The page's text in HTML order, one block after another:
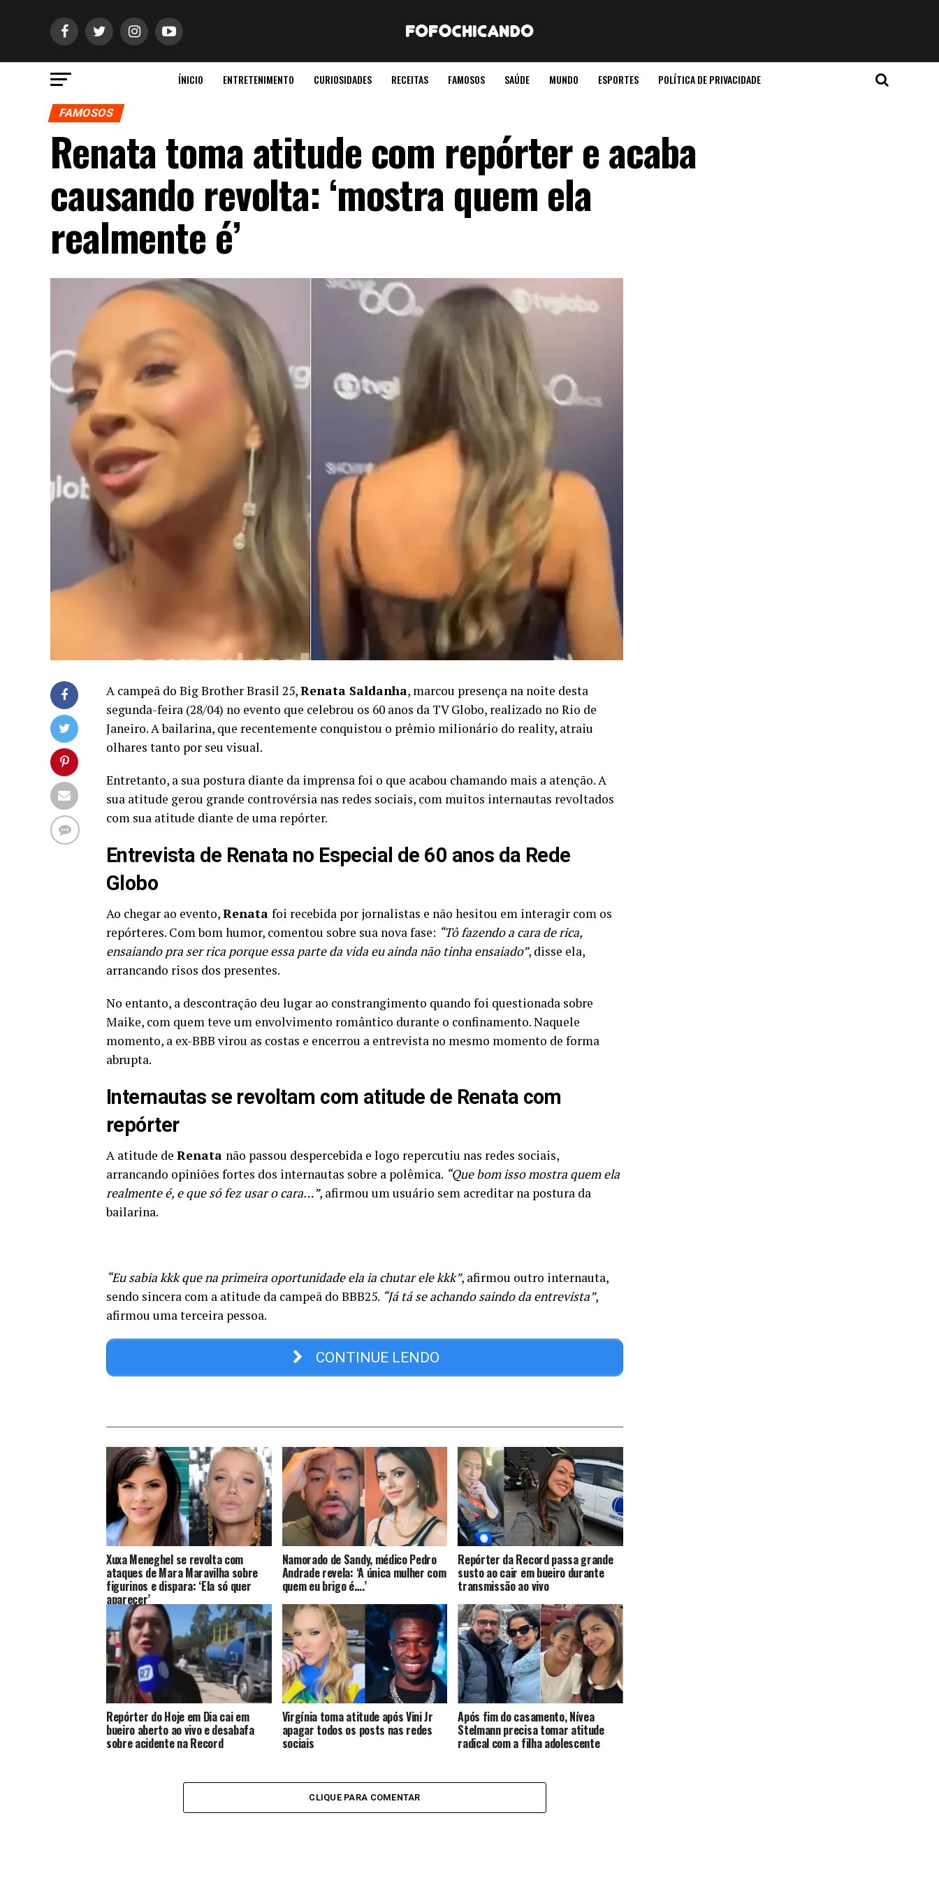
ÍNICIO ENTRETENIMENTO CURIOSIDADES RECEITAS FAMOSOS SAÚDE MUNDO ESPORTES POLÍTICA DE PRIVACIDADE
FAMOSOS
Renata toma atitude com repórter e acaba
causando revolta: ‘mostra quem ela
realmente é’
A campeã do Big Brother Brasil 25,Renata Saldanha, marcou presença na noite desta
segunda-feira (28/04) no evento que celebrou os 60 anos da TV Globo, realizado no Rio de
Janeiro. A bailarina, que recentemente conquistou o prêmio milionário do reality, atraiu
olhares tanto por seu visual.
Entretanto, a sua postura diante da imprensa foi o que acabou chamando mais a atenção. A
sua atitude gerou grande controvérsia nas redes sociais, com muitos internautas revoltados
com sua atitude diante de uma repórter.
Entrevista de Renata no Especial de 60 anos da Rede
Globo
Ao chegar ao evento,Renata foi recebida por jornalistas e não hesitou em interagir com os
repórteres. Com bom humor, comentou sobre sua nova fase: “Tô fazendo a cara de rica,
ensaiando pra ser rica porque essa parte da vida eu ainda não tinha ensaiado”, disse ela,
arrancando risos dos presentes.
No entanto, a descontração deu lugar ao constrangimento quando foi questionada sobre
Maike, com quem teve um envolvimento romântico durante o confinamento. Naquele
momento, a ex-BBB virou as costas e encerrou a entrevista no mesmo momento de forma
abrupta.
Internautas se revoltam com atitude de Renata com
repórter
A atitude de Renata não passou despercebida e logo repercutiu nas redes sociais,
arrancando opiniões fortes dos internautas sobre a polêmica. “Que bom isso mostra quem ela
realmente é, e que só fez usar o cara…”, afirmou um usuário sem acreditar na postura da
bailarina.
“Eu sabia kkk que na primeira oportunidade ela ia chutar ele kkk”, afirmou outro internauta,
sendo sincera com a atitude da campeã do BBB25. “Já tá se achando saindo da entrevista”,
afirmou uma terceira pessoa.
CONTINUE LENDO
Xuxa Meneghel se revolta com
ataques de Mara Maravilha sobre
figurinos e dispara: ‘Ela só quer
aparecer’
Namorado de Sandy, médico Pedro
Andrade revela: ‘A única mulher com
quem eu brigo é….’
Repórter da Record passa grande
susto ao cair em bueiro durante
transmissão ao vivo
Repórter do Hoje em Dia cai em
bueiro aberto ao vivo e desabafa
sobre acidente na Record
Virgínia toma atitude após Vini Jr
apagar todos os posts nas redes
sociais
Após fim do casamento, Nívea
Stelmann precisa tomar atitude
radical com a filha adolescente
CLIQUE PARA COMENTAR